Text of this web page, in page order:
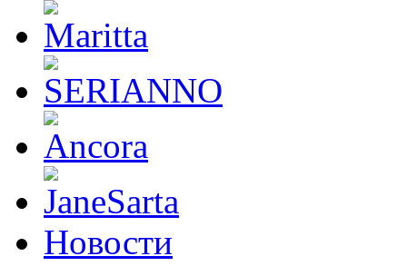
Новости